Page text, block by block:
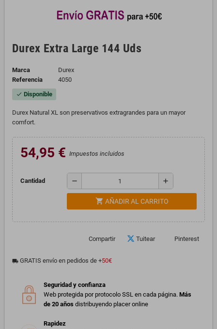
Durex Extra Large 144 Uds
Marca
Durex
Referencia
4050
check Disponible
Durex Natural XL son preservativos extragrandes para un mayor
comfort.
54,95 € Impuestos incluidos
Cantidad remove add
shopping_cart AÑADIR AL CARRITO
Compartir Tuitear Pinterest
local_shipping GRATIS envío en pedidos de +50€
Seguridad y confianza
Web protegida por protocolo SSL en cada página. Más
de 20 años distribuyendo placer online
Rapidez